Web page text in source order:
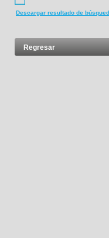
Descargar resultado de
Regresar